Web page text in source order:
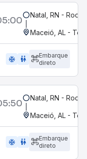
Natal, RN -
Maceió, AL -
ac_unit wc
Embarque
direto
Natal, RN -
Maceió, AL -
ac_unit wc
Embarque
direto